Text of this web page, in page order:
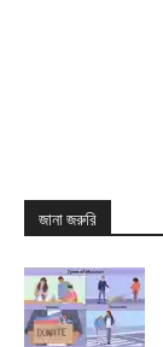
জানা জরুরি